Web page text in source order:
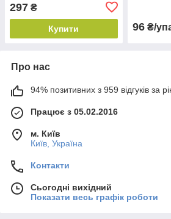
297 ₴
Купити 96₴/
Про нас
94% позитивних з 959 відгуків за
Працює з 05.02.2016
м. Київ
Київ, Україна
Контакти
Сьогодні вихідний
Показати весь графік роботи